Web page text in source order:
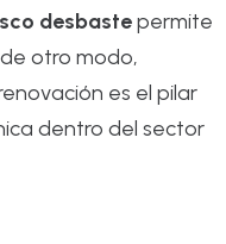
desbastepermite
otro modo,
es el pilar
dentro del sector